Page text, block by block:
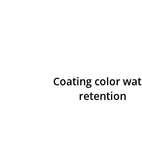
Coating color
retention